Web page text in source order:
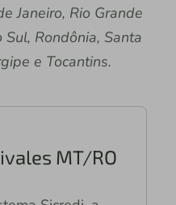
Janeiro, Rio Grande
Rondônia, Santa
e Tocantins.
MT/RO